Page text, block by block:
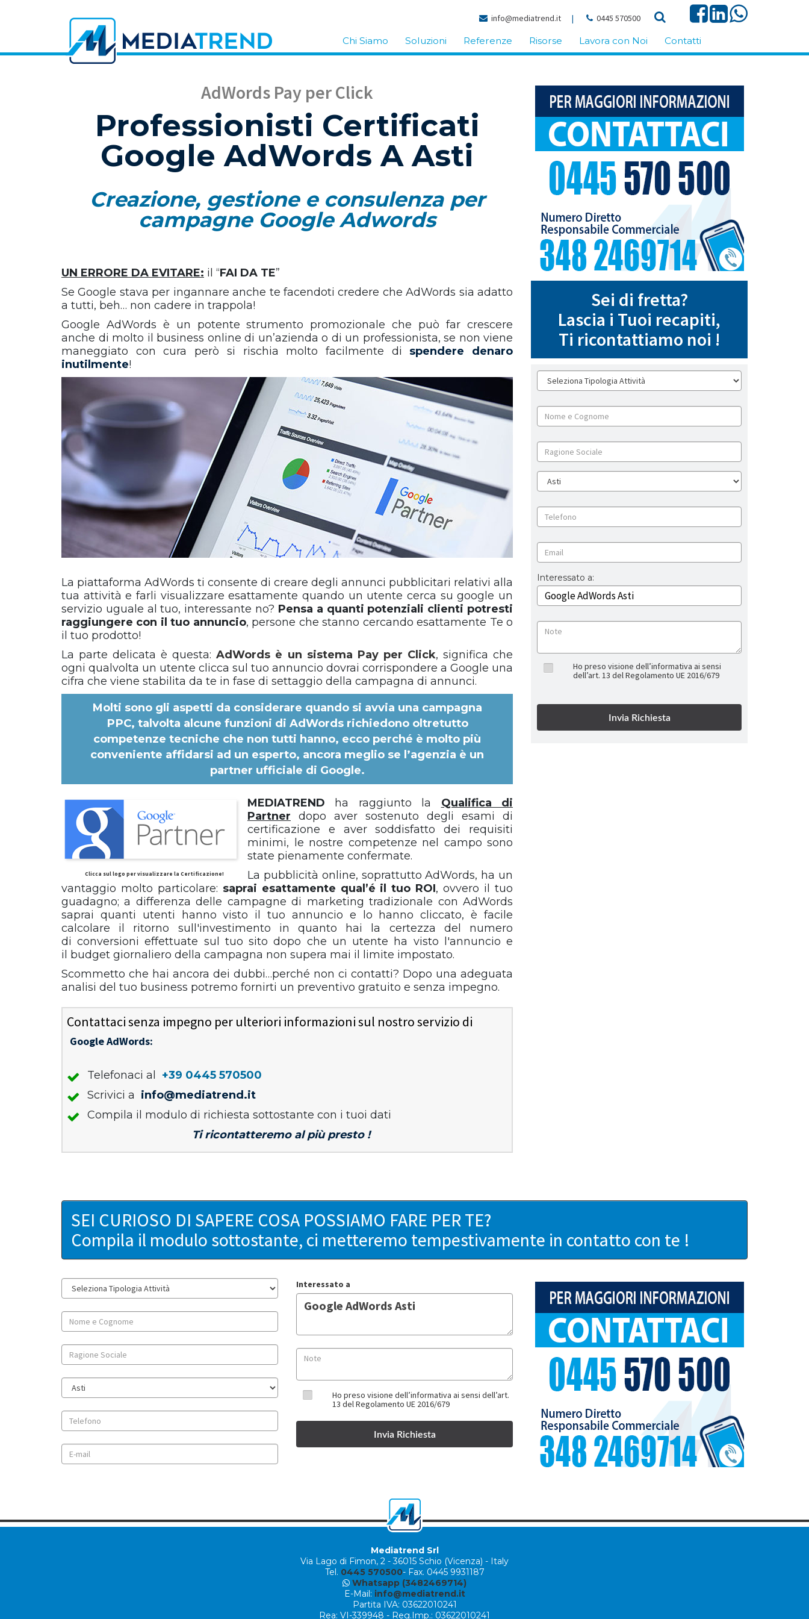
info@mediatrend.it | 0445 570500
Chi Siamo Soluzioni Referenze Risorse Lavora con Noi Contatti
AdWords Pay per Click
Professionisti Certificati
Google AdWords A Asti
Creazione, gestione e consulenza per
campagne Google Adwords
UN ERRORE DA EVITARE: il “FAI DA TE”
Se Google stava per ingannare anche te facendoti credere che AdWords sia adatto
a tutti, beh… non cadere in trappola!
Google AdWords è un potente strumento promozionale che può far crescere
anche di molto il business online di un’azienda o di un professionista, se non viene
maneggiato con cura però si rischia molto facilmente di spendere denaro
inutilmente!
La piattaforma AdWords ti consente di creare degli annunci pubblicitari relativi alla
tua attività e farli visualizzare esattamente quando un utente cerca su google un
servizio uguale al tuo, interessante no? Pensa a quanti potenziali clienti potresti
raggiungere con il tuo annuncio, persone che stanno cercando esattamente Te o
il tuo prodotto!
La parte delicata è questa:AdWords è un sistema Pay per Click, significa che
ogni qualvolta un utente clicca sul tuo annuncio dovrai corrispondere a Google una
cifra che viene stabilita da te in fase di settaggio della campagna di annunci.
Molti sono gli aspetti da considerare quando si avvia una campagna
PPC, talvolta alcune funzioni di AdWords richiedono oltretutto
competenze tecniche che non tutti hanno, ecco perché è molto più
conveniente affidarsi ad un esperto, ancora meglio se l’agenzia è un
partner ufficiale di Google.
Clicca sul logo per visualizzare la Certificazione!
MEDIATREND ha raggiunto la Qualifica di
Partner dopo aver sostenuto degli esami di
certificazione e aver soddisfatto dei requisiti
minimi, le nostre competenze nel campo sono
state pienamente confermate.
La pubblicità online, soprattutto AdWords, ha un
vantaggio molto particolare: saprai esattamente qual’é il tuo ROI, ovvero il tuo
guadagno; a differenza delle campagne di marketing tradizionale con AdWords
saprai quanti utenti hanno visto il tuo annuncio e lo hanno cliccato, è facile
calcolare il ritorno sull'investimento in quanto hai la certezza del numero
di conversioni effettuate sul tuo sito dopo che un utente ha visto l'annuncio e
il budget giornaliero della campagna non supera mai il limite impostato.
Scommetto che hai ancora dei dubbi…perché non ci contatti? Dopo una adeguata
analisi del tuo business potremo fornirti un preventivo gratuito e senza impegno.
Contattaci senza impegno per ulteriori informazioni sul nostro servizio di
Google AdWords:
Telefonaci al
+39 0445 570500
Scrivici a info@mediatrend.it
Compila il modulo di richiesta sottostante con i tuoi dati
Ti ricontatteremo al più presto !
Sei di fretta?
Lascia i Tuoi recapiti,
Ti ricontattiamo noi !
Interessato a:
Ho preso visione dell’informativa ai sensi
dell’art. 13 del Regolamento UE 2016/679
SEI CURIOSO DI SAPERE COSA POSSIAMO FARE PER TE?
Compila il modulo sottostante, ci metteremo tempestivamente in contatto con te !
Interessato a
Ho preso visione dell’informativa ai sensi dell’art.
13 del Regolamento UE 2016/679
Mediatrend Srl
Via Lago di Fimon, 2 - 36015 Schio (Vicenza) - Italy
Tel. 0445 570500- Fax. 0445 9931187
Whatsapp (3482469714)
E-Mail: info@mediatrend.it
Partita IVA: 03622010241
Rea: VI-339948 - Reg.Imp.: 03622010241